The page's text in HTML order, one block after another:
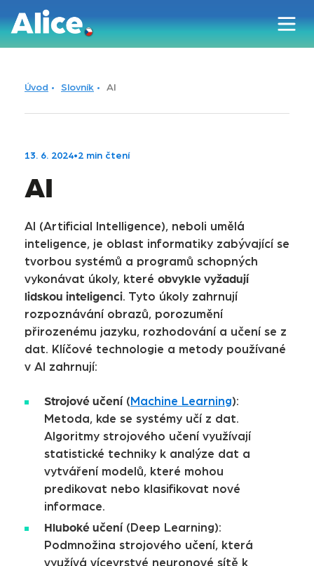
Úvod Slovník AI
13. 6. 2024•2 min čtení
AI
AI (Artificial Intelligence), neboli umělá
inteligence, je oblast informatiky zabývající se
tvorbou systémů a programů schopných
vykonávat úkoly, které obvykle vyžadují
lidskou inteligenci. Tyto úkoly zahrnují
rozpoznávání obrazů, porozumění
přirozenému jazyku, rozhodování a učení se z
dat. Klíčové technologie a metody používané
v AI zahrnují:
Strojové učení ( Machine Learning):
Metoda, kde se systémy učí z dat.
Algoritmy strojového učení využívají
statistické techniky k analýze dat a
vytváření modelů, které mohou
predikovat nebo klasifikovat nové
informace.
Hluboké učení (Deep Learning):
Podmnožina strojového učení, která
využívá vícevrstvé neuronové sítě k